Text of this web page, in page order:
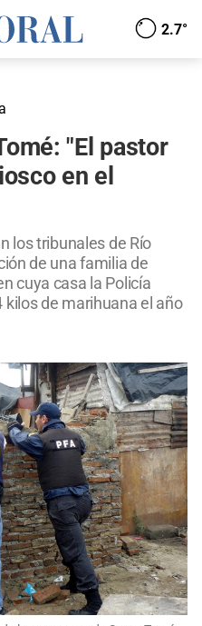
2.7°
"El pastor
en el
los tribunales de Río
de una familia de
cuya casa la Policía
de marihuana el año